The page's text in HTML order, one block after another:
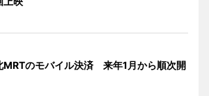
MRTのモバイル決済 来年1月から順次開